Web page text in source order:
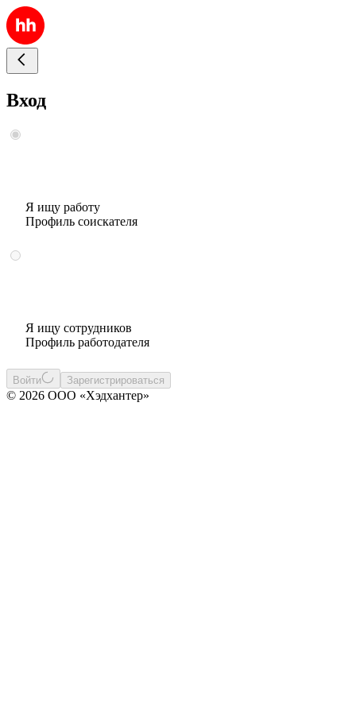
Вход
Я ищу работу
Профиль соискателя
Я ищу сотрудников
Профиль работодателя
Войти Зарегистрироваться
© 2026 ООО «Хэдхантер»